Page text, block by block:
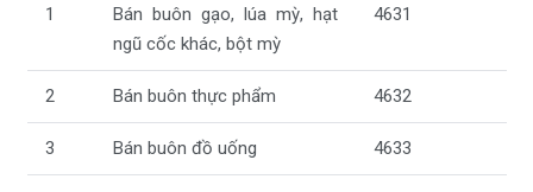
1
Bán buôn gạo, lúa mỳ, hạt
ngũ cốc khác, bột mỳ
4631
2 Bán buôn thực phẩm 4632
3 Bán buôn đồ uống 4633